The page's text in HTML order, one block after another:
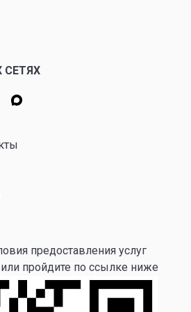
предоставления услуг
или пройдите по ссылке ниже